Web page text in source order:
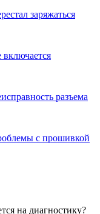
на диагностику?